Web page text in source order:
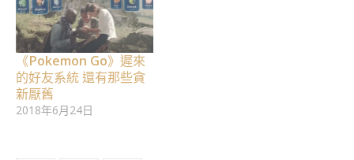
《Pokemon Go》遲來
的好友系統 還有那些貪
新厭舊
2018年6月24日